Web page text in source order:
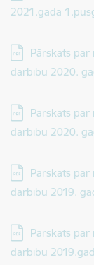
2021.gada
Lejupielādēt:
Pārskats
darbību 2020.
Lejupielādēt:
Pārskats
darbību 2020.
Lejupielādēt:
Pārskats
darbību 2019.
Lejupielādēt:
Pārskats
darbību